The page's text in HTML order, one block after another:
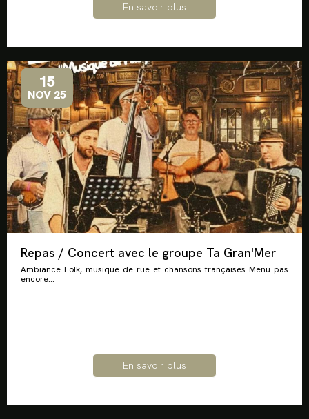
En savoir plus
15
NOV 25
Repas / Concert avec le groupe Ta Gran'Mer
Ambiance Folk, musique de rue et chansons françaises Menu pas
encore...
En savoir plus